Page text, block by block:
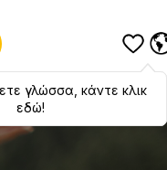
,ciao! To switch
click here!
γλώσσα, κάντε κλικ
εδώ!